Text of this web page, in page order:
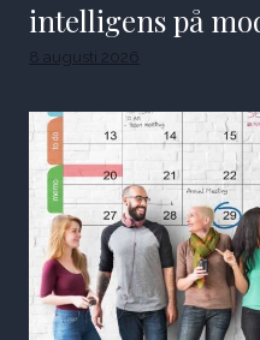
intelligens på
8 augusti 2026